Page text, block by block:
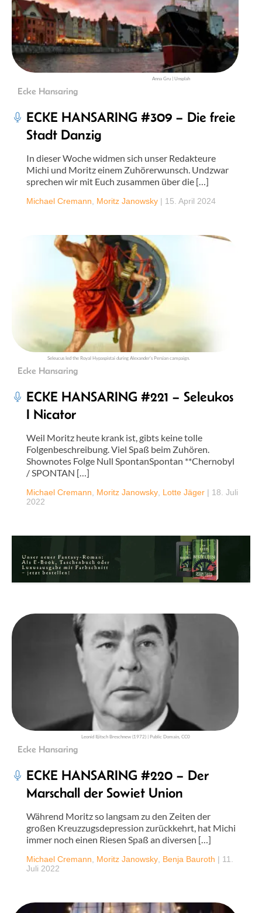
Anna Gru | Unsplah
Ecke Hansaring
ECKE HANSARING #309 – Die freie
Stadt Danzig
In dieser Woche widmen sich unser Redakteure
Michi und Moritz einem Zuhörerwunsch. Undzwar
sprechen wir mit Euch zusammen über die […]
Michael Cremann Moritz Janowsky | 15. April 2024
Seleucus led the Royal Hypaspistai during Alexander's Persian campaign.
Ecke Hansaring
ECKE HANSARING #221 – Seleukos
I Nicator
Weil Moritz heute krank ist, gibts keine tolle
Folgenbeschreibung. Viel Spaß beim Zuhören.
Shownotes Folge Null SpontanSpontan **Chernobyl
/ SPONTAN […]
Michael Cremann Moritz Janowsky Lotte Jäger | 18. Juli
2022
Leonid Iljitsch Breschnew (1972) | Public Domain, CC0
Ecke Hansaring
ECKE HANSARING #220 – Der
Marschall der Sowiet Union
Während Moritz so langsam zu den Zeiten der
großen Kreuzzugsdepression zurückkehrt, hat Michi
immer noch einen Riesen Spaß an diversen […]
Michael Cremann Moritz Janowsky Benja Bauroth | 11.
Juli 2022